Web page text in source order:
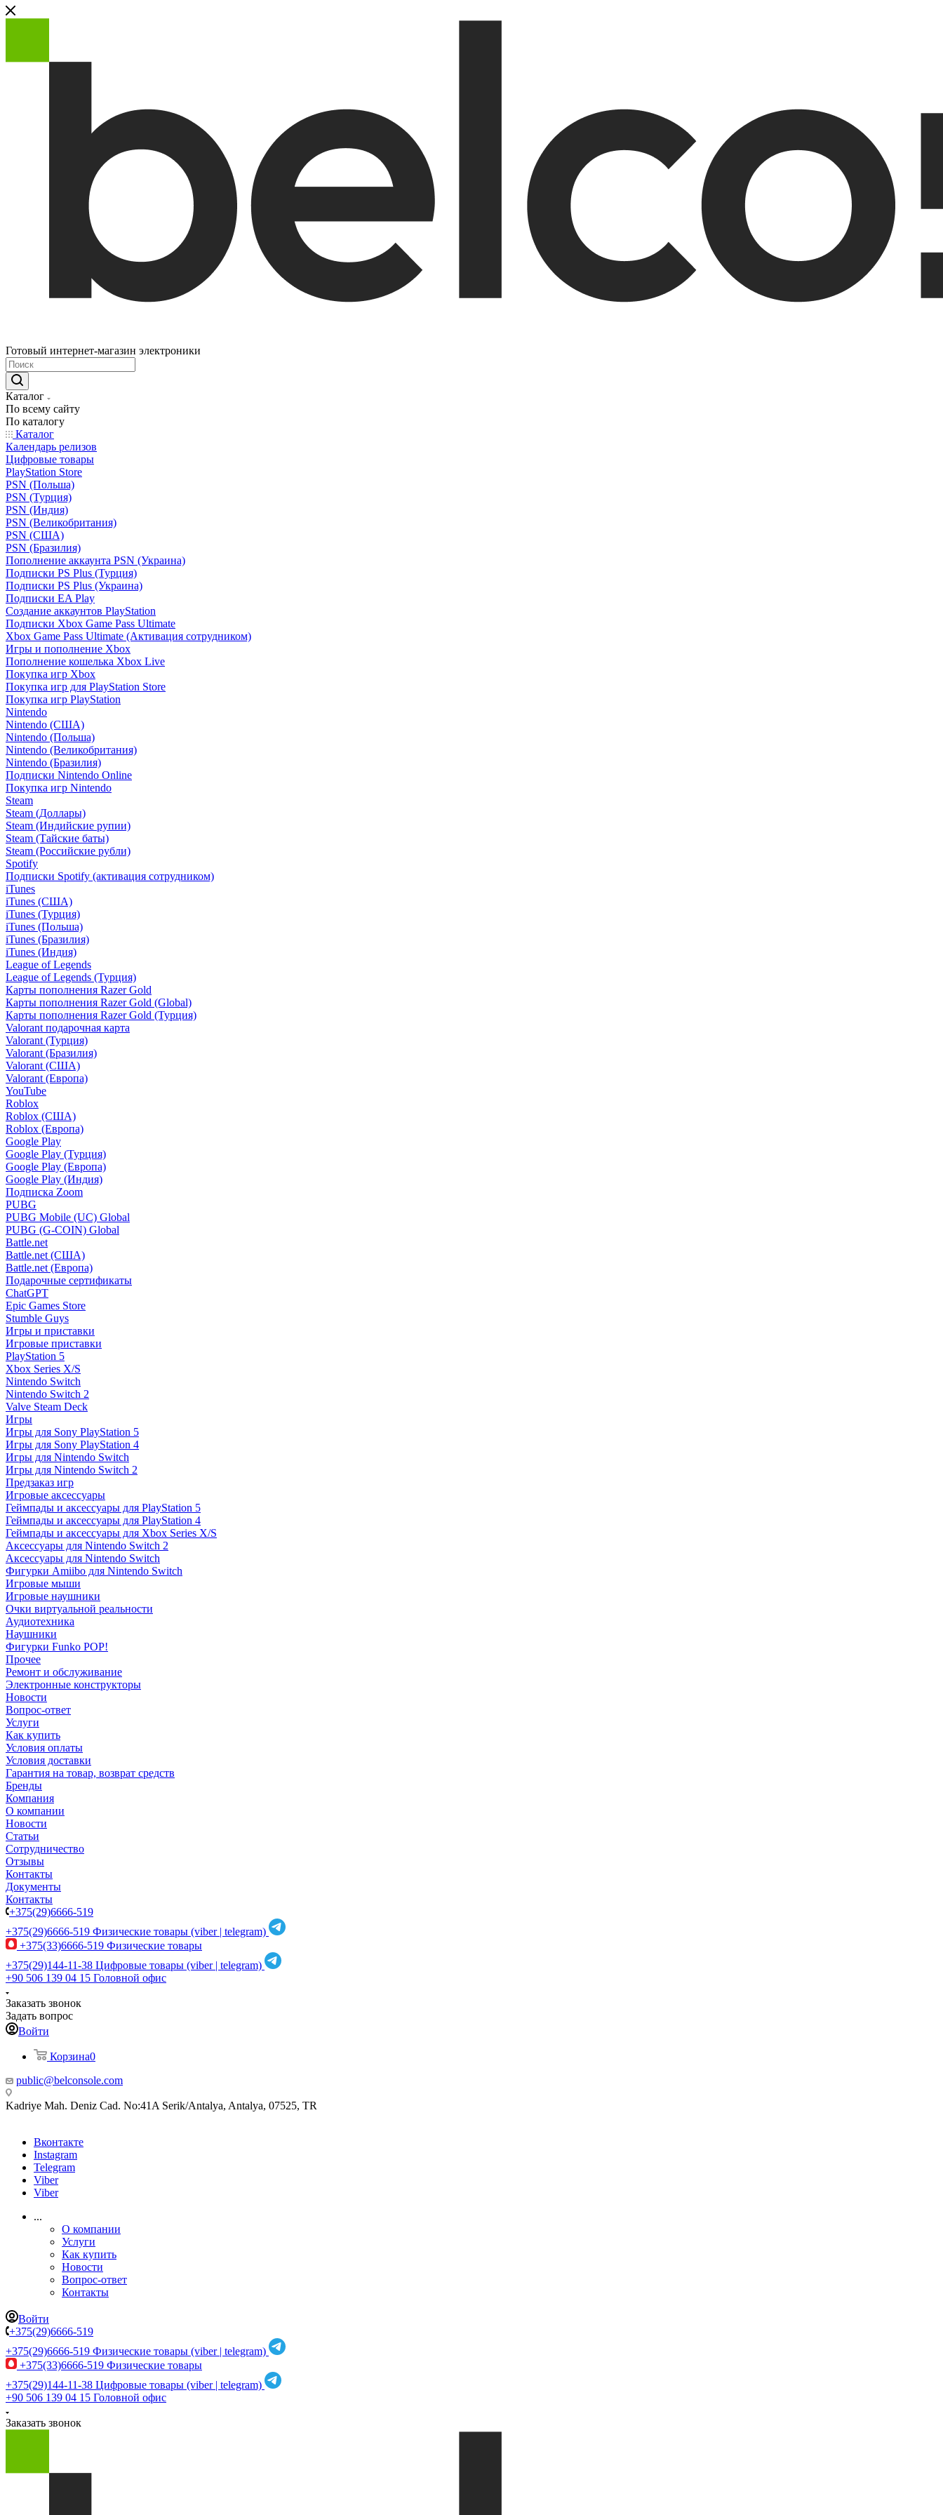
Готовый интернет-магазин электроники
Каталог
По всему сайту
По каталогу
Каталог
Календарь релизов
Цифровые товары
PlayStation Store
PSN (Польша)
PSN (Турция)
PSN (Индия)
PSN (Великобритания)
PSN (США)
PSN (Бразилия)
Пополнение аккаунта PSN (Украина)
Подписки PS Plus (Турция)
Подписки PS Plus (Украина)
Подписки EA Play
Создание аккаунтов PlayStation
Подписки Xbox Game Pass Ultimate
Xbox Game Pass Ultimate (Активация сотрудником)
Игры и пополнение Xbox
Пополнение кошелька Xbox Live
Покупка игр Xbox
Покупка игр для PlayStation Store
Покупка игр PlayStation
Nintendo
Nintendo (США)
Nintendo (Польша)
Nintendo (Великобритания)
Nintendo (Бразилия)
Подписки Nintendo Online
Покупка игр Nintendo
Steam
Steam (Доллары)
Steam (Индийские рупии)
Steam (Тайские баты)
Steam (Российские рубли)
Spotify
Подписки Spotify (активация сотрудником)
iTunes
iTunes (США)
iTunes (Турция)
iTunes (Польша)
iTunes (Бразилия)
iTunes (Индия)
League of Legends
League of Legends (Турция)
Карты пополнения Razer Gold
Карты пополнения Razer Gold (Global)
Карты пополнения Razer Gold (Турция)
Valorant подарочная карта
Valorant (Турция)
Valorant (Бразилия)
Valorant (США)
Valorant (Европа)
YouTube
Roblox
Roblox (США)
Roblox (Европа)
Google Play
Google Play (Турция)
Google Play (Европа)
Google Play (Индия)
Подписка Zoom
PUBG
PUBG Mobile (UC) Global
PUBG (G-COIN) Global
Battle.net
Battle.net (США)
Battle.net (Европа)
Подарочные сертификаты
ChatGPT
Epic Games Store
Stumble Guys
Игры и приставки
Игровые приставки
PlayStation 5
Xbox Series X/S
Nintendo Switch
Nintendo Switch 2
Valve Steam Deck
Игры
Игры для Sony PlayStation 5
Игры для Sony PlayStation 4
Игры для Nintendo Switch
Игры для Nintendo Switch 2
Предзаказ игр
Игровые аксессуары
Геймпады и аксессуары для PlayStation 5
Геймпады и аксессуары для PlayStation 4
Геймпады и аксессуары для Xbox Series X/S
Аксессуары для Nintendo Switch 2
Аксессуары для Nintendo Switch
Фигурки Amiibo для Nintendo Switch
Игровые мыши
Игровые наушники
Очки виртуальной реальности
Аудиотехника
Наушники
Фигурки Funko POP!
Прочее
Ремонт и обслуживание
Электронные конструкторы
Новости
Вопрос-ответ
Услуги
Как купить
Условия оплаты
Условия доставки
Гарантия на товар, возврат средств
Бренды
Компания
О компании
Новости
Статьи
Сотрудничество
Отзывы
Контакты
Документы
Контакты
+375(29)6666-519
+375(29)6666-519 Физические товары (viber | telegram)
+375(33)6666-519 Физические товары
+375(29)144-11-38 Цифровые товары (viber | telegram)
+90 506 139 04 15 Головной офис
Заказать звонок
Задать вопрос
Войти
Корзина0
public@belconsole.com
Kadriye Mah. Deniz Cad. No:41A Serik/Antalya, Antalya, 07525, TR
Вконтакте
Instagram
Telegram
Viber
Viber
...
О компании
Услуги
Как купить
Новости
Вопрос-ответ
Контакты
Войти
+375(29)6666-519
+375(29)6666-519 Физические товары (viber | telegram)
+375(33)6666-519 Физические товары
+375(29)144-11-38 Цифровые товары (viber | telegram)
+90 506 139 04 15 Головной офис
Заказать звонок